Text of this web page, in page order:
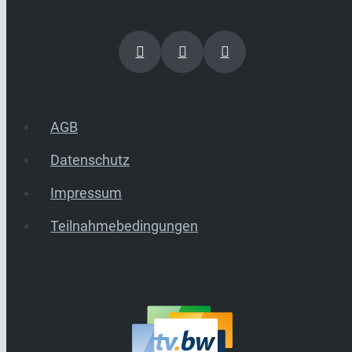
AGB
Datenschutz
Impressum
Teilnahmebedingungen